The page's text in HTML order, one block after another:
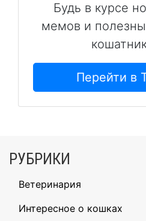
Будь в курсе
мемов и
Перейти в
РУБРИКИ
Ветеринария
Интересное о кошках